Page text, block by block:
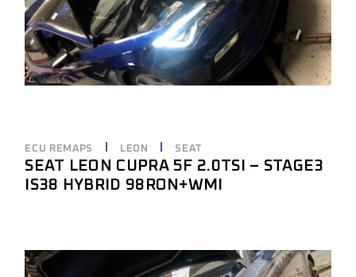
ECU REMAPS LEON SEAT
SEAT LEON CUPRA 5F 2.0TSI – STAGE3
IS38 HYBRID 98RON+WMI